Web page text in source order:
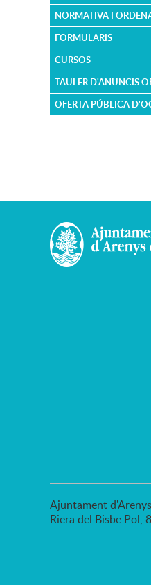
NORMATIVA I
FORMULARIS
CURSOS
TAULER D'ANUNCIS
OFERTA PÚBLICA
Ajuntament
Riera del Bisbe Pol,